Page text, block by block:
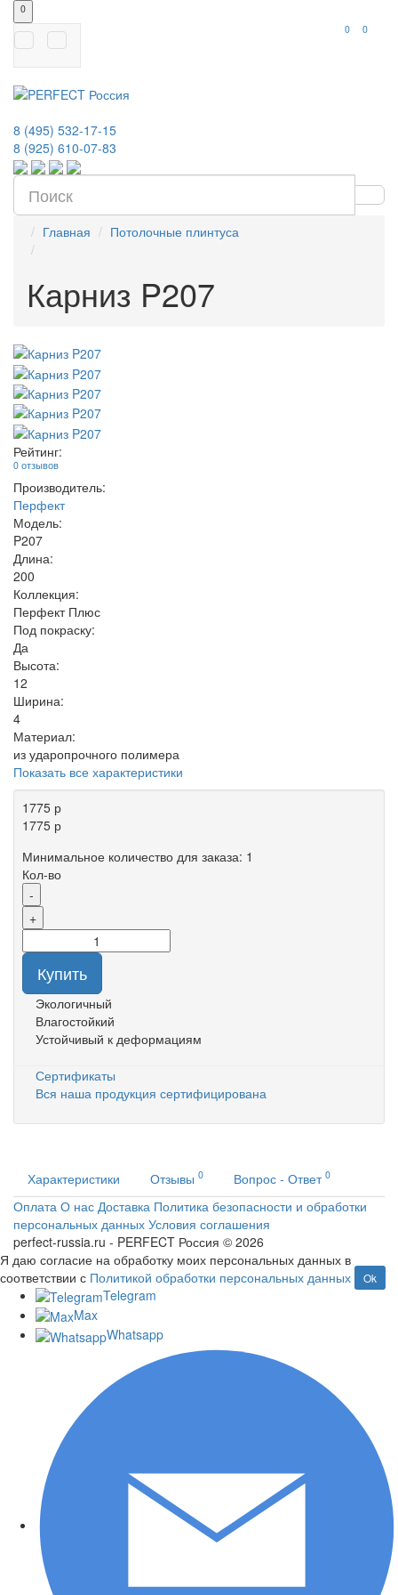
0
0
0
8 (495) 532-17-15
8 (925) 610-07-83
Главная Потолочные плинтуса
Карниз P207
Рейтинг:
0 отзывов
Производитель:
Перфект
Модель:
P207
Длина:
200
Коллекция:
Перфект Плюс
Под покраску:
Да
Высота:
12
Ширина:
4
Материал:
из ударопрочного полимера
Показать все характеристики
1775 р
1775 р
Минимальное количество для заказа: 1
Кол-во
-
+
Купить
Экологичный
Влагостойкий
Устойчивый к деформациям
Сертификаты
Вся наша продукция сертифицирована
Характеристики Отзывы 0 Вопрос - Ответ 0
Оплата О нас Доставка Политика безопасности и обработки
персональных данных Условия соглашения
perfect-russia.ru - PERFECT Россия © 2026
Я даю согласие на обработку моих персональных данных в
соответствии с Политикой обработки персональных данных Ok
Telegram
Max
Whatsapp